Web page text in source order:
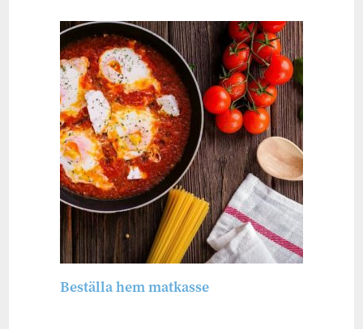
Beställa hem matkasse